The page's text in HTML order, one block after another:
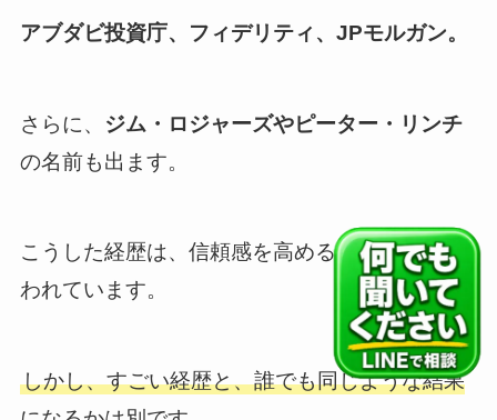
アブダビ投資庁、フィデリティ、JPモルガン。
さらに、 ジム・ロジャーズやピーター・リンチ
の名前も出ます。
こうした経歴は、信頼感を高める武器として使
われています。
しかし、すごい経歴と、誰でも同じような結果